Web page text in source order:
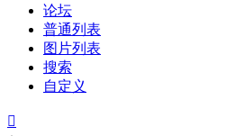
论坛
普通列表
图片列表
搜索
自定义
